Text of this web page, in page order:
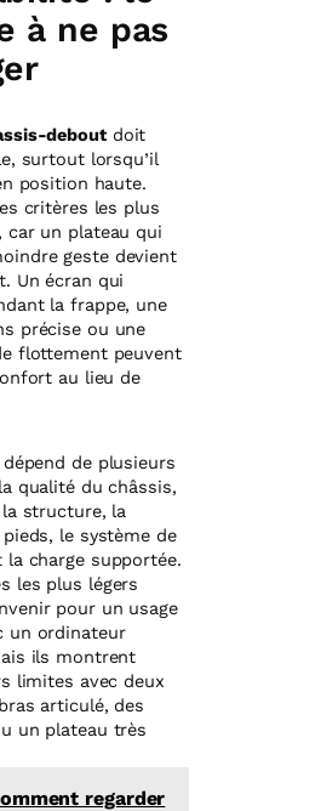
à ne pas
deboutdoit
surtout lorsqu’il
position haute.
critères les plus
car un plateau qui
geste devient
Un écran qui
la frappe, une
précise ou une
flottement peuvent
au lieu de
de plusieurs
qualité du châssis,
structure, la
le système de
la charge supportée.
les plus légers
pour un usage
un ordinateur
ils montrent
limites avec deux
articulé, des
un plateau très
regarder